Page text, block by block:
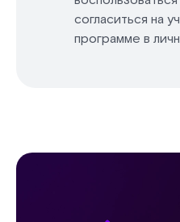
согласиться на
программе в